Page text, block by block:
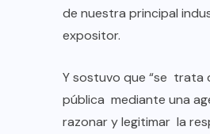
de nuestra principal
expositor.
Y sostuvo que “se trata
pública mediante una
razonar y legitimar la